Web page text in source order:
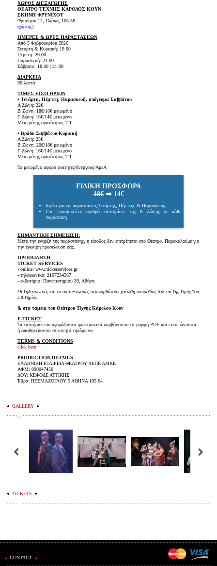
ΧΩΡΟΣ ΔΙΕΞΑΓΩΓΗΣ
ΘΕΑΤΡΟ ΤΕΧΝΗΣ ΚΑΡΟΛΟΣ ΚΟΥΝ
ΣΚΗΝΗ ΦΡΥΝΙΧΟΥ
Φρυνίχου 14, Πλάκα, 105 58
(χάρτης)
ΗΜΕΡΕΣ & ΩΡΕΣ ΠΑΡΑΣΤΑΣΕΩΝ
Από 5 Φεβρουαρίου 2026
Τετάρτη & Κυριακή: 19:00
Πέμπτη: 20:00
Παρασκευή: 21:00
Σάββατο: 18:00 | 21:00
ΔΙΑΡΚΕΙΑ
90 λεπτά
ΤΙΜΕΣ ΕΙΣΙΤΗΡΙΩΝ
• Τετάρτη, Πέμπτη, Παρασκευή, απόγευμα Σαββάτου
Α Ζώνη: 22€
Β Ζώνη: 18€/16€ μειωμένο
Γ Ζώνη: 16€/14€ μειωμένο
Μειωμένης ορατότητας 12€
• Βράδυ Σαββάτου-Κυριακή
Α Ζώνη: 25€
Β Ζώνη: 20€/18€ μειωμένο
Γ Ζώνη: 16€/14€ μειωμένο
Μειωμένης ορατότητας 12€
Το μειωμένο αφορά φοιτητές/άνεργους/ΑμεΑ
ΕΙΔΙΚΗ ΠΡΟΣΦΟΡΑ
18€➡️ 14€
Ισχύει για τις παραστάσεις Τετάρτης, Πέμπτης & Παρασκευής
Για περιορισμένο αριθμό εισιτηρίων της Β Ζώνης σε κάθε
παράσταση
ΣΗΜΑΝΤΙΚΗ ΣΗΜΕΙΩΣΗ:
Μετά την έναρξη της παράστασης, η είσοδος δεν επιτρέπεται στο Θέατρο. Παρακαλούμε για
την έγκαιρη προσέλευση σας.
ΠΡΟΠΩΛΗΣΗ
TICKET SERVICES
- online: www.ticketservices.gr
- τηλεφωνικά: 2107234567
- εκδοτήριο: Πανεπιστημίου 39, Αθήνα
Οι τηλεφωνικές και οι online αγορές περιλαμβάνουν χρέωση υπηρεσίας 5% επί της τιμής του
εισιτηρίου
& στα ταμεία του Θεάτρου Τέχνης Κάρολου Κουν
E-TICKET
Τα εισιτήρια που αγοράζονται ηλεκτρονικά λαμβάνονται σε μορφή PDF και εκτυπώνονται
ή αποθηκεύονται σε κινητό τηλέφωνο.
TERMS & CONDITIONS
click here
PRODUCTION DETAILS
ΕΛΛΗΝΙΚΗ ΕΤΑΙΡΕΙΑ ΘΕΑΤΡΟΥ ΑΕΠΕ ΑΜΚΕ
ΑΦΜ: 090047450
ΔΟΥ: ΚΕΦΟΔΕ ΑΤΤΙΚΗΣ
Έδρα: ΠΕΣΜΑΖΟΓΛΟΥ 5 ΑΘΗΝΑ 105 64
GALLERY
TICKETS
CONTACT